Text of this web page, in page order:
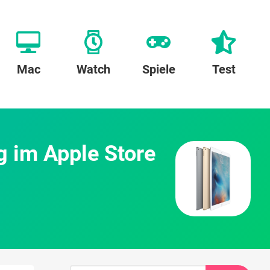
Mac Watch Spiele Test
im Apple Store